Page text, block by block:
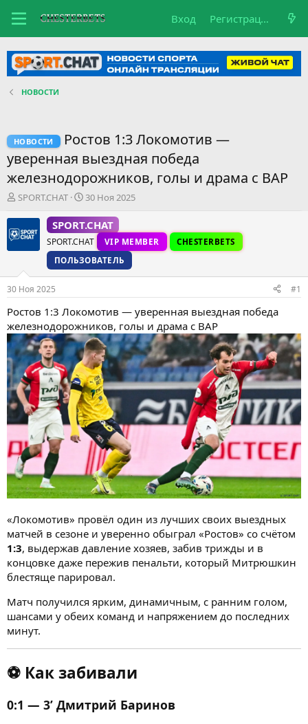
Вход Регистрация
НОВОСТИ
НОВОСТИ
Ростов 1:3 Локомотив —
уверенная выездная победа
железнодорожников, голы и драма с ВАР
А
т
о
е
м
ы
SPORT.CHAT
Д
т
а
н
а
ч
л
а
30 Ноя 2025
SPORT.CHAT
SPORT.CHAT VIP MEMBER
CHESTERBETS
ПОЛЬЗОВАТЕЛЬ
30 Ноя 2025 #1
Ростов 1:3 Локомотив — уверенная выездная победа
железнодорожников, голы и драма с ВАР
«Локомотив» провёл один из лучших своих выездных
матчей в сезоне и уверенно обыграл «Ростов» со счётом
1:3, выдержав давление хозяев, забив трижды и в
концовке даже пережив пенальти, который Митрюшкин
блестяще парировал.
Матч получился ярким, динамичным, с ранним голом,
шансами у обеих команд и напряжением до последних
минут.
⚽ Как забивали
0:1 — 3’ Дмитрий Баринов